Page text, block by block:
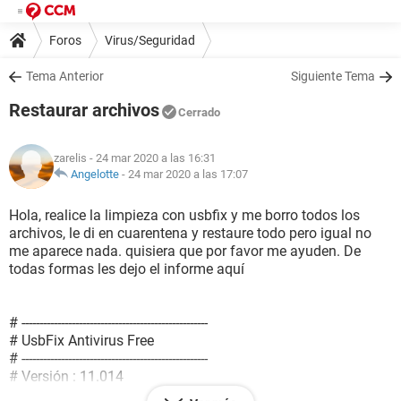
Foros Virus/Seguridad
Tema Anterior Siguiente Tema
Restaurar archivos Cerrado
zarelis - 24 mar 2020 a las 16:31
Angelotte - 24 mar 2020 a las 17:07
Hola, realice la limpieza con usbfix y me borro todos los
archivos, le di en cuarentena y restaure todo pero igual no
me aparece nada. quisiera que por favor me ayuden. De
todas formas les dejo el informe aquí
# ----------------------------------------------------
# UsbFix Antivirus Free
# ----------------------------------------------------
# Versión : 11.014
# Base de datos : 2020.03.23